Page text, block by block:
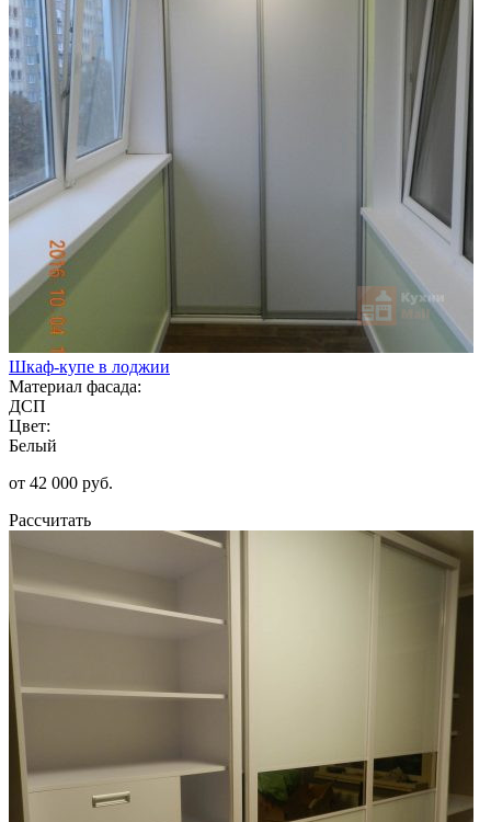
Шкаф-купе в лоджии
Материал фасада:
ДСП
Цвет:
Белый
от 42 000 руб.
Рассчитать